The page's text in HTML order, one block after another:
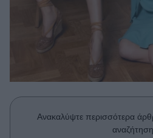
Woman Power
Πρόσωπα
Ανακαλύψτε περισσότερα